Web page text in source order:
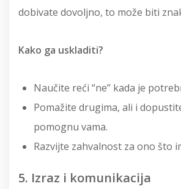
dobivate dovoljno, to može biti
Kako ga uskladiti?
Naučite reći “ne” kada je
Pomažite drugima, ali i
pomognu vama.
Razvijte zahvalnost za ono što
5. Izraz i komunikacija